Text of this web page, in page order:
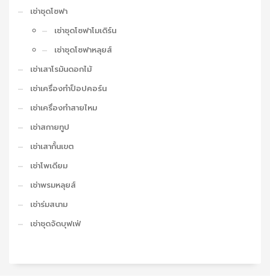
เช่าชุดโซฟา
เช่าชุดโซฟาโมเดิร์น
เช่าชุดโซฟาหลุยส์
เช่าเสาโรมันดอกไม้
เช่าเครื่องทำป็อปคอร์น
เช่าเครื่องทำสายไหม
เช่าสกายทูป
เช่าเสากั้นเขต
เช่าโพเดียม
เช่าพรมหลุยส์
เช่าร่มสนาม
เช่าชุดจัดบุฟเฟ่